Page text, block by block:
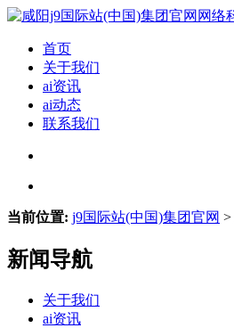
首页
关于我们
ai资讯
ai动态
联系我们
当前位置: j9国际站(中国)集团官网 >
新闻导航
关于我们
ai资讯